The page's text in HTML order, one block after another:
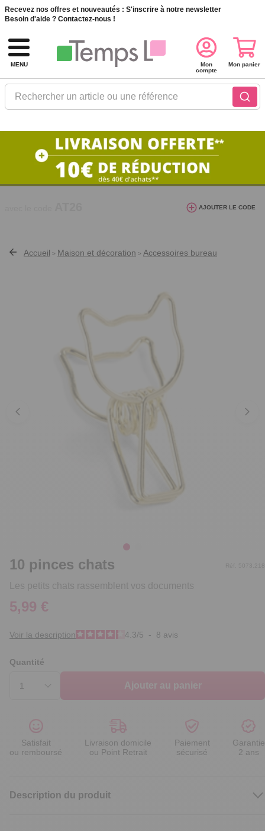
Recevez nos offres et nouveautés : S'inscrire à notre newsletter
Besoin d'aide ? Contactez-nous !
MENU
Rechercher un article ou une référence
Mon
compte
Mon panier
avec le code AT26
AJOUTER LE CODE
Accueil > Maison et décoration > Accessoires bureau
10 pinces chats
Les petits chats rassemblent vos documents
Réf. 5073.218
5,99 €
Voir la description 4.3/5 - 8 avis
Quantité
Ajouter au panier
Satisfait
ou remboursé
Livraison domicile
ou Point Retrait
Paiement
sécurisé
Garantie
2 ans
Description du produit